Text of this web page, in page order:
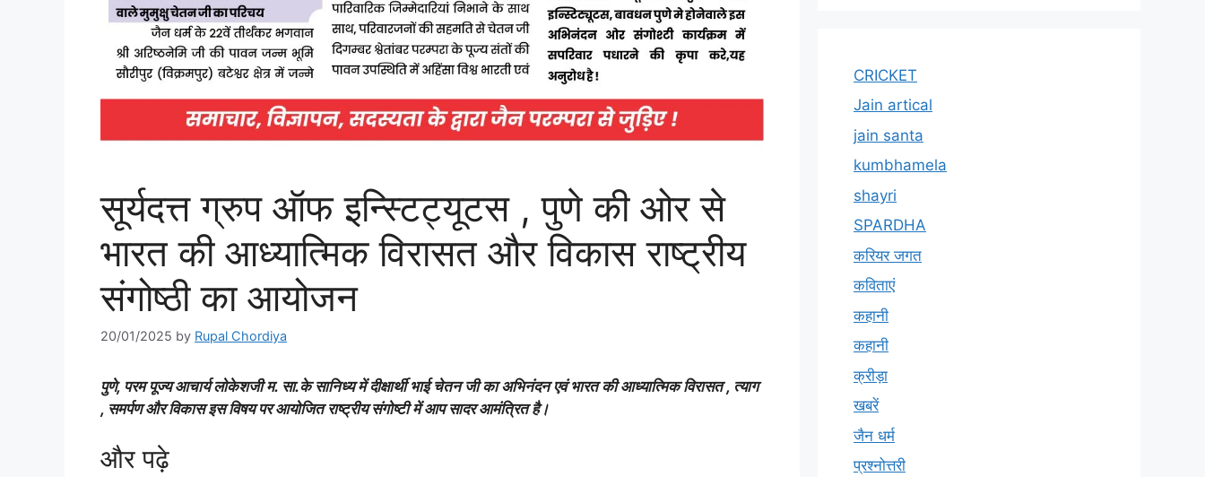
सूर्यदत्त ग्रुप ऑफ इन्स्टिट्यूटस , पुणे की ओर से
भारत की आध्यात्मिक विरासत और विकास राष्ट्रीय
संगोष्ठी का आयोजन
20/01/2025 by Rupal Chordiya
पुणे, परम पूज्य आचार्य लोकेशजी म. सा.के सानिध्य में दीक्षार्थी भाई चेतन जी का अभिनंदन एवं भारत की आध्यात्मिक विरासत , त्याग
, समर्पण और विकास इस विषय पर आयोजित राष्ट्रीय संगोष्टी में आप सादर आमंत्रित है।
और पढ़े
CRICKET
Jain artical
jain santa
kumbhamela
shayri
SPARDHA
करियर जगत
कविताएं
कहानी
कहानी
क्रीड़ा
खबरें
जैन धर्म
प्रश्नोत्तरी